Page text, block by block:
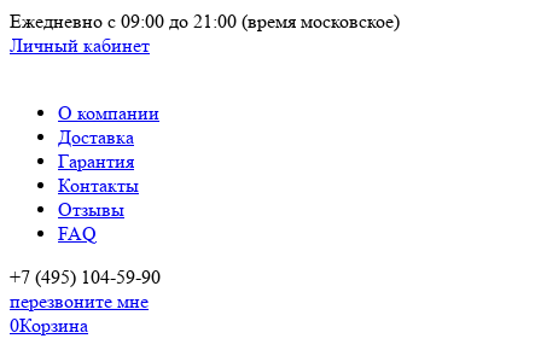
Ежедневно с 09:00 до 21:00 (время московское)
Личный кабинет
О компании
Доставка
Гарантия
Контакты
Отзывы
FAQ
+7 (495) 104-59-90
перезвоните мне
0Корзина